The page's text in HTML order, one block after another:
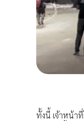
ทั้งนี้ เจ้าหน้า